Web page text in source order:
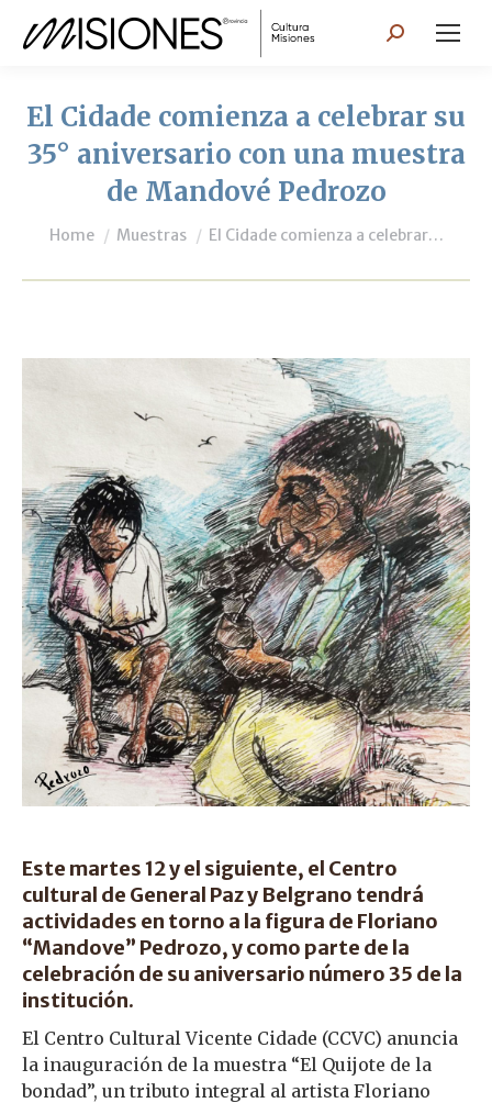
Search:
El Cidade comienza a celebrar su
35° aniversario con una muestra
de Mandové Pedrozo
You are here:
Home Muestras El Cidade comienza a celebrar…
Este martes 12 y el siguiente, el Centro
cultural de General Paz y Belgrano tendrá
actividades en torno a la figura de Floriano
“Mandove” Pedrozo, y como parte de la
celebración de su aniversario número 35 de la
institución.
El Centro Cultural Vicente Cidade (CCVC) anuncia
la inauguración de la muestra “El Quijote de la
bondad”, un tributo integral al artista Floriano